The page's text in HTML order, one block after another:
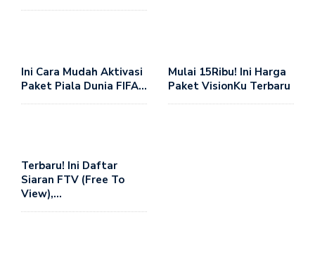
Ini Cara Mudah Aktivasi
Paket Piala Dunia FIFA…
Mulai 15Ribu! Ini Harga
Paket VisionKu Terbaru
Terbaru! Ini Daftar
Siaran FTV (Free To
View),…